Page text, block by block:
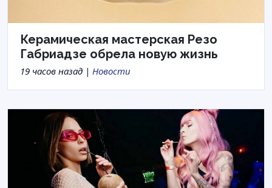
Керамическая мастерская Резо
Габриадзе обрела новую жизнь
19 часов назад | Новости